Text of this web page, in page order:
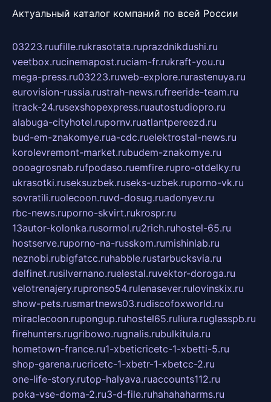
Актуальный каталог компаний по всей России
03223.ruufille.rukrasotata.ruprazdnikdushi.ru
veetbox.rucinemapost.ruciam-fr.rukraft-you.ru
mega-press.ru03223.ruweb-explore.rurastenuya.ru
eurovision-russia.rustrah-news.rufreeride-team.ru
itrack-24.rusexshopexpress.ruautostudiopro.ru
alabuga-cityhotel.rupornv.ruatlantpereezd.ru
bud-em-znakomye.rua-cdc.ruelektrostal-news.ru
korolevremont-market.rubudem-znakomye.ru
oooagrosnab.rufpodaso.ruemfire.rupro-otdelky.ru
ukrasotki.ruseksuzbek.ruseks-uzbek.ruporno-vk.ru
sovratili.ruolecoon.ruvd-dosug.ruadonyev.ru
rbc-news.ruporno-skvirt.rukrospr.ru
13autor-kolonka.rusormol.ru2rich.ruhostel-65.ru
hostserve.ruporno-na-russkom.rumishinlab.ru
neznobi.rubigfatcc.ruhabble.rustarbucksvia.ru
delfinet.rusilvernano.ruelestal.ruvektor-doroga.ru
velotrenajery.rupronso54.rulenasever.rulovinskix.ru
show-pets.rusmartnews03.rudiscofoxworld.ru
miraclecoon.rupongup.ruhostel65.ruliura.ruglasspb.ru
firehunters.rugribowo.rugnalis.rubulkitula.ru
hometown-france.ru1-xbeticricetc-1-xbetti-5.ru
shop-garena.rucricetc-1-xbetr-1-xbetcc-2.ru
one-life-story.rutop-halyava.ruaccounts112.ru
poka-vse-doma-2.ru3-d-file.ruhahahaharms.ru